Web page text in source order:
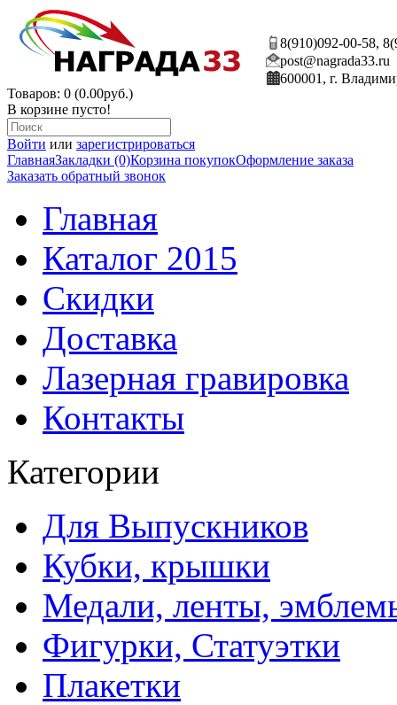
8(910)092-00-58,
post@nagrada33.ru
600001, г.
Товаров: 0 (0.00руб.)
В корзине пусто!
Войти или зарегистрироваться
ГлавнаяЗакладки (0)Корзина покупокОформление заказа
Заказать обратный звонок
Главная
Каталог 2015
Скидки
Доставка
Лазерная гравировка
Контакты
Категории
Для Выпускников
Кубки, крышки
Медали, ленты,
Фигурки, Статуэтки
Плакетки